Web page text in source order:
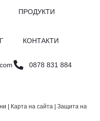
ПРОДУКТИ
КОНТАКТИ
0878 831 884
| Карта на сайта |Защита на